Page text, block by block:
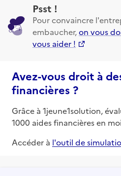
Psst !
Pour convaincre
embaucher,on vous
vous aider !
Avez-vous droit à
financières ?
Grâce à 1jeune1solution,
1000 aides financières en
Accéder à l'outil de